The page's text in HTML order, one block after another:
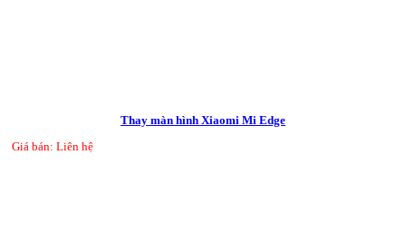
Thay màn hình Xiaomi Mi Edge
Giá bán: Liên hệ